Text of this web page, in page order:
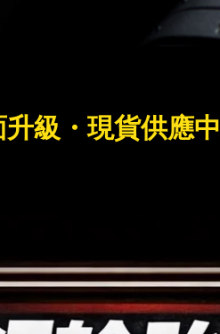
升級・現貨供應中